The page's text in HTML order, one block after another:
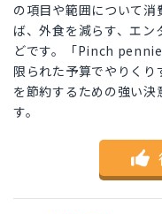
の項目や範囲について
ば、外食を減らす、エ
どです。「Pinch
限られた予算でやりく
を節約するための強い
す。